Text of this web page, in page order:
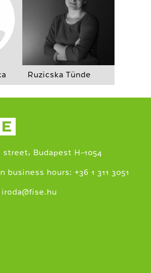
Ruzicska Tünde
street, Budapest H-1054
business hours:+36 1 311 3051
iroda@fise.hu